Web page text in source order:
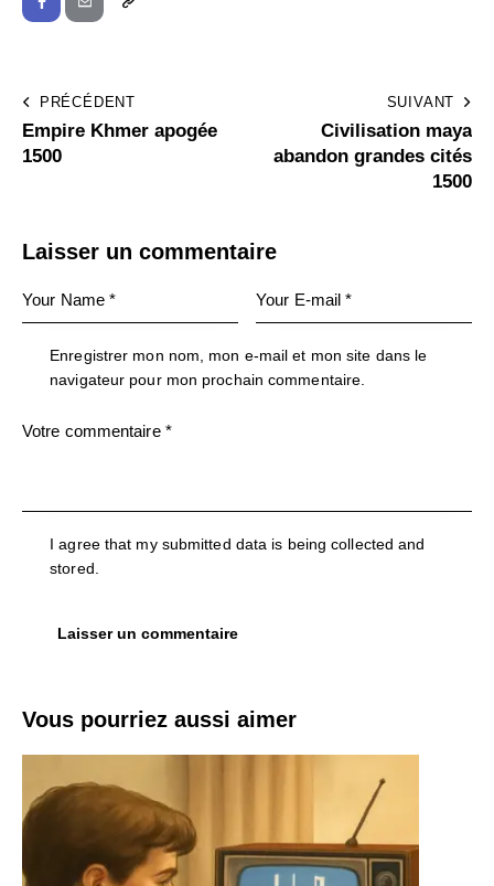
PRÉCÉDENT
Empire Khmer apogée
1500
SUIVANT
Civilisation maya
abandon grandes cités
1500
Laisser un commentaire
Enregistrer mon nom, mon e-mail et mon site dans le
navigateur pour mon prochain commentaire.
I agree that my submitted data is being collected and
stored.
Vous pourriez aussi aimer